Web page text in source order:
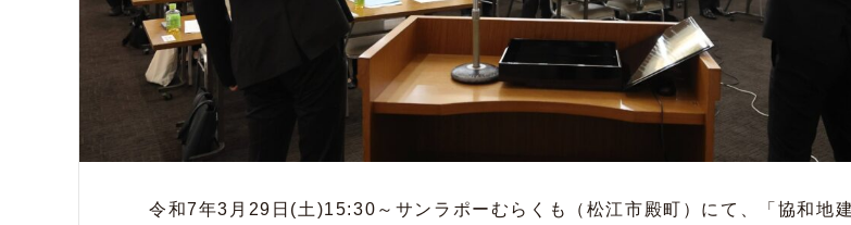
令和7年3月29日(土)15:30～サンラポーむらくも（松江市殿町）にて、「協和地